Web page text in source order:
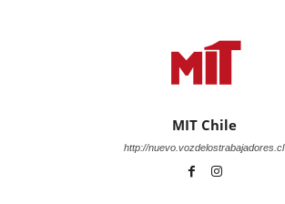
MIT Chile
http://nuevo.vozdelostrabajadores.cl